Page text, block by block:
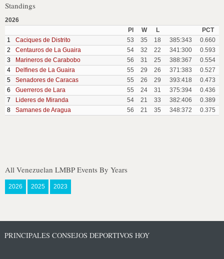
Standings
2026
Pl
W L
PCT
1
Caciques de Distrito 53 35 18 385:343
0.660
2
Centauros de La Guaira 54 32 22 341:300
0.593
3
Marineros de Carabobo 56 31 25 388:367
0.554
4
Delfines de La Guaira 55 29 26 371:383
0.527
5
Senadores de Caracas 55 26 29 393:418
0.473
6
Guerreros de Lara 55 24 31 375:394
0.436
7
Lideres de Miranda 54 21 33 382:406
0.389
8
Samanes de Aragua 56 21 35 348:372 0.375
All Venezuelan LMBP Events By Years
2026 2025 2023
PRINCIPALES CONSEJOS DEPORTIVOS HOY